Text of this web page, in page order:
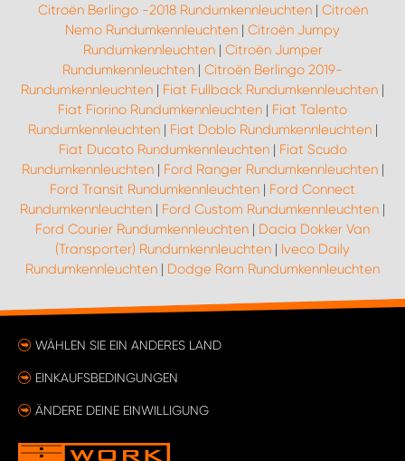
Citroën Berlingo -2018 Rundumkennleuchten| Citroën
Nemo Rundumkennleuchten | Citroën Jumpy
Rundumkennleuchten| Citroën Jumper
Rundumkennleuchten | Citroën Berlingo 2019-
Rundumkennleuchten | Fiat Fullback Rundumkennleuchten |
Fiat Fiorino Rundumkennleuchten | Fiat Talento
Rundumkennleuchten| Fiat Doblo Rundumkennleuchten|
Fiat Ducato Rundumkennleuchten| Fiat Scudo
Rundumkennleuchten| Ford Ranger Rundumkennleuchten|
Ford Transit Rundumkennleuchten | Ford Connect
Rundumkennleuchten | Ford Custom Rundumkennleuchten |
Ford Courier Rundumkennleuchten | Dacia Dokker Van
(Transporter) Rundumkennleuchten | Iveco Daily
Rundumkennleuchten | Dodge Ram Rundumkennleuchten
WÄHLEN SIE EIN ANDERES LAND
EINKAUFSBEDINGUNGEN
ÄNDERE DEINE EINWILLIGUNG